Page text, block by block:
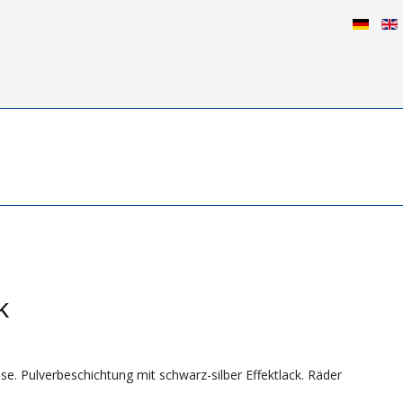
Pulverbeschichtung mit schwarz-silber Effektlack. Räder